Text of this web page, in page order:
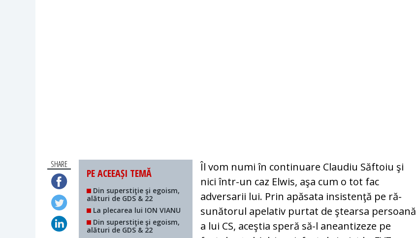
SHARE
PE ACEEAȘI TEMĂ
Din superstiţie şi egoism,
alături de GDS & 22
La plecarea lui ION VIANU
Din superstiţie şi egoism,
alături de GDS & 22
Îl vom numi în continuare Cla­u­diu Săftoiu şi
nici într-un caz El­wis, aşa cum o tot fac
adversarii lui. Prin apăsata insistenţă pe ră­
sunătorul apelativ purtat de ştear­sa persoană
a lui CS, aceştia spe­ră să-l aneantizeze pe